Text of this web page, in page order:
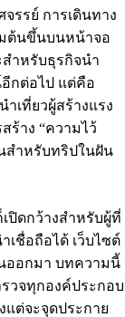
รรย์ การเดินทาง
ต้นขึ้นบนหน้าจอ
ำหรับธุรกิจนำ
อีกต่อไป แต่คือ
เที่ยวผู้สร้างแรง
าง “ความไว้
สำหรับทริปในฝัน
ปิดกว้างสำหรับผู้ที่
ชื่อถือได้ เว็บไซต์
ออกมา บทความนี้
วจทุกองค์ประกอบ
แต่จะจุดประกาย